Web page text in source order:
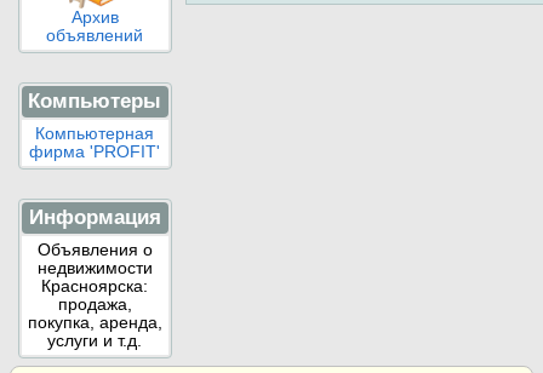
Архив
объявлений
Компьютеры
Компьютерная
фирма 'PROFIT'
Информация
Объявления о
недвижимости
Красноярска:
продажа,
покупка, аренда,
услуги и т.д.